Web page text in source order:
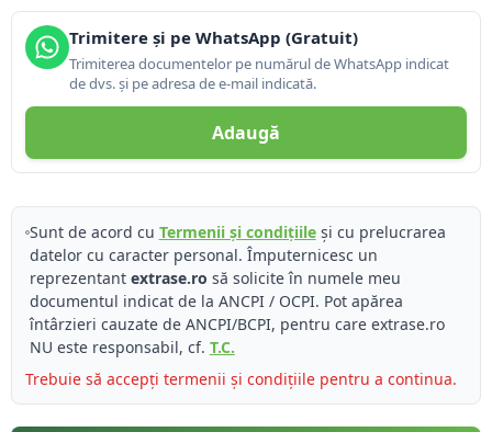
Trimitere și pe WhatsApp (Gratuit)
Trimiterea documentelor pe numărul de WhatsApp indicat
de dvs. și pe adresa de e-mail indicată.
Adaugă
Sunt de acord cu Termenii și condițiileși cu prelucrarea
datelor cu caracter personal. Împuternicesc un
reprezentant extrase.ro să solicite în numele meu
documentul indicat de la ANCPI / OCPI. Pot apărea
întârzieri cauzate de ANCPI/BCPI, pentru care extrase.ro
NU este responsabil, cf. T.C.
Trebuie să accepți termenii și condițiile pentru a continua.